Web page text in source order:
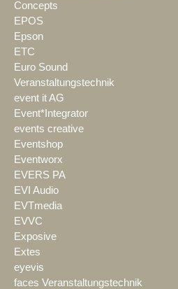
Concepts
EPOS
Epson
ETC
Euro Sound
Veranstaltungstechnik
event it AG
Event*Integrator
events creative
Eventshop
Eventworx
EVERS PA
EVI Audio
EVTmedia
EVVC
Exposive
Extes
eyevis
faces Veranstaltungstechnik